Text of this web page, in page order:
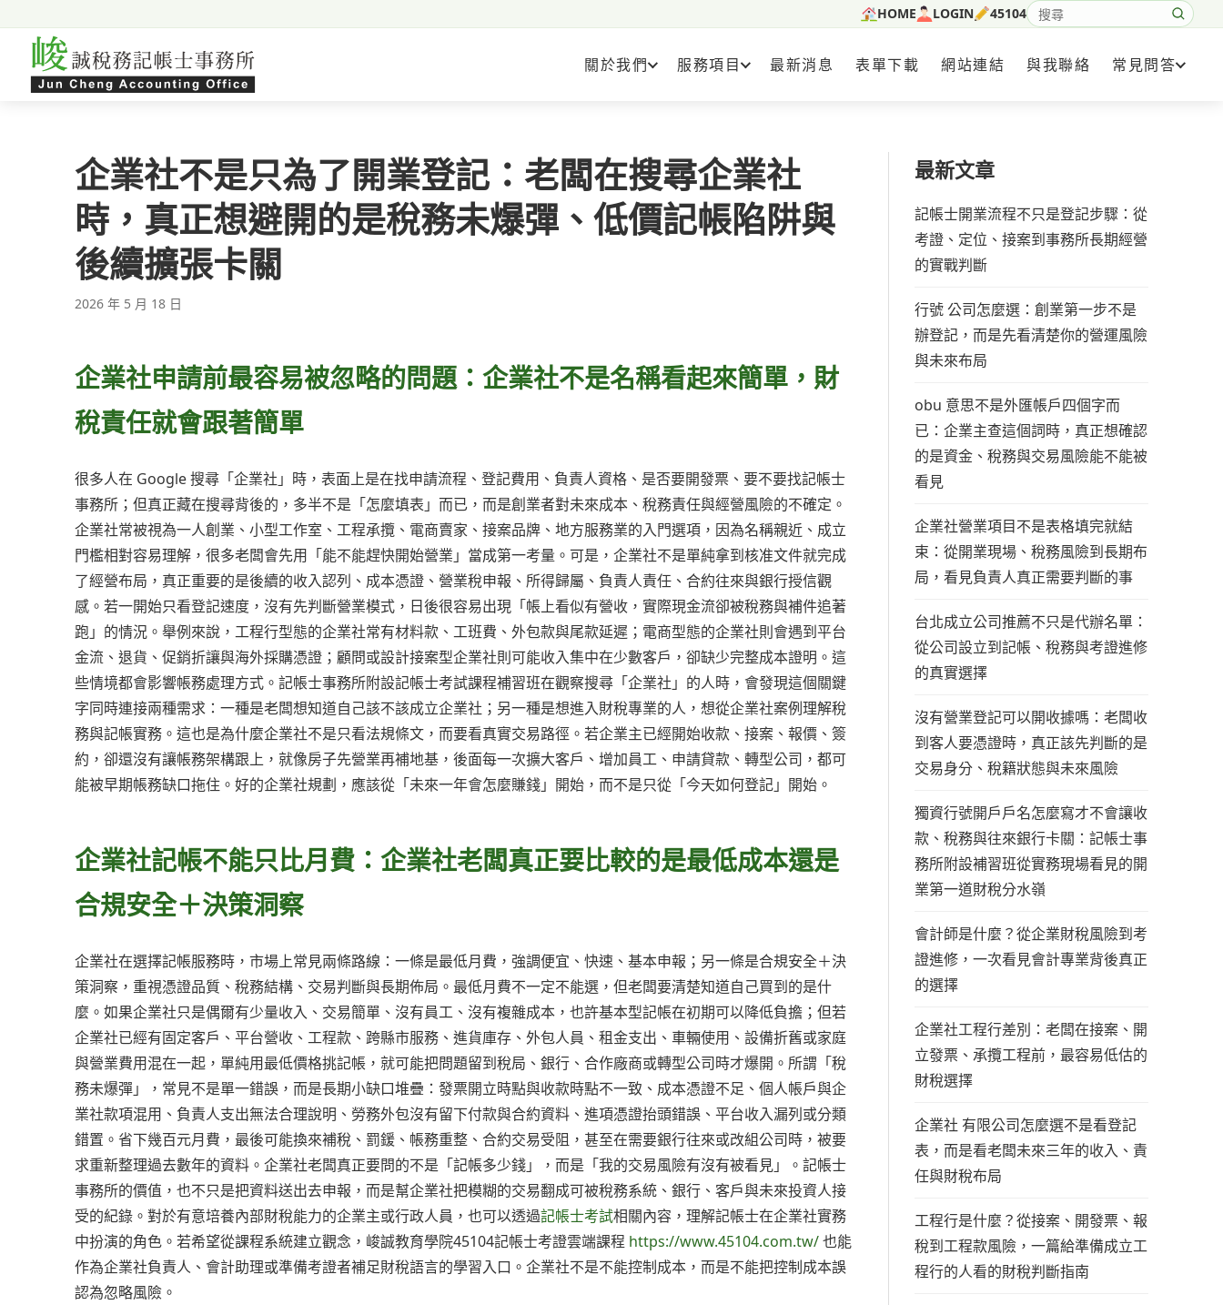
HOME LOGIN 45104
搜尋網站內容
關於我們
服務項目 最新消息 表單下載 網站連結 與我聯絡 常見問答
企業社不是只為了開業登記：老闆在搜尋企業社
時，真正想避開的是稅務未爆彈、低價記帳陷阱與
後續擴張卡關
2026 年 5 月 18 日
企業社申請前最容易被忽略的問題：企業社不是名稱看起來簡單，財
稅責任就會跟著簡單
很多人在 Google 搜尋「企業社」時，表面上是在找申請流程、登記費用、負責人資格、是否要開發票、要不要找記帳士
事務所；但真正藏在搜尋背後的，多半不是「怎麼填表」而已，而是創業者對未來成本、稅務責任與經營風險的不確定。
企業社常被視為一人創業、小型工作室、工程承攬、電商賣家、接案品牌、地方服務業的入門選項，因為名稱親近、成立
門檻相對容易理解，很多老闆會先用「能不能趕快開始營業」當成第一考量。可是，企業社不是單純拿到核准文件就完成
了經營布局，真正重要的是後續的收入認列、成本憑證、營業稅申報、所得歸屬、負責人責任、合約往來與銀行授信觀
感。若一開始只看登記速度，沒有先判斷營業模式，日後很容易出現「帳上看似有營收，實際現金流卻被稅務與補件追著
跑」的情況。舉例來說，工程行型態的企業社常有材料款、工班費、外包款與尾款延遲；電商型態的企業社則會遇到平台
金流、退貨、促銷折讓與海外採購憑證；顧問或設計接案型企業社則可能收入集中在少數客戶，卻缺少完整成本證明。這
些情境都會影響帳務處理方式。記帳士事務所附設記帳士考試課程補習班在觀察搜尋「企業社」的人時，會發現這個關鍵
字同時連接兩種需求：一種是老闆想知道自己該不該成立企業社；另一種是想進入財稅專業的人，想從企業社案例理解稅
務與記帳實務。這也是為什麼企業社不是只看法規條文，而要看真實交易路徑。若企業主已經開始收款、接案、報價、簽
約，卻還沒有讓帳務架構跟上，就像房子先營業再補地基，後面每一次擴大客戶、增加員工、申請貸款、轉型公司，都可
能被早期帳務缺口拖住。好的企業社規劃，應該從「未來一年會怎麼賺錢」開始，而不是只從「今天如何登記」開始。
企業社記帳不能只比月費：企業社老闆真正要比較的是最低成本還是
合規安全＋決策洞察
企業社在選擇記帳服務時，市場上常見兩條路線：一條是最低月費，強調便宜、快速、基本申報；另一條是合規安全＋決
策洞察，重視憑證品質、稅務結構、交易判斷與長期佈局。最低月費不一定不能選，但老闆要清楚知道自己買到的是什
麼。如果企業社只是偶爾有少量收入、交易簡單、沒有員工、沒有複雜成本，也許基本型記帳在初期可以降低負擔；但若
企業社已經有固定客戶、平台營收、工程款、跨縣市服務、進貨庫存、外包人員、租金支出、車輛使用、設備折舊或家庭
與營業費用混在一起，單純用最低價格挑記帳，就可能把問題留到稅局、銀行、合作廠商或轉型公司時才爆開。所謂「稅
務未爆彈」，常見不是單一錯誤，而是長期小缺口堆疊：發票開立時點與收款時點不一致、成本憑證不足、個人帳戶與企
業社款項混用、負責人支出無法合理說明、勞務外包沒有留下付款與合約資料、進項憑證抬頭錯誤、平台收入漏列或分類
錯置。省下幾百元月費，最後可能換來補稅、罰鍰、帳務重整、合約交易受阻，甚至在需要銀行往來或改組公司時，被要
求重新整理過去數年的資料。企業社老闆真正要問的不是「記帳多少錢」，而是「我的交易風險有沒有被看見」。記帳士
事務所的價值，也不只是把資料送出去申報，而是幫企業社把模糊的交易翻成可被稅務系統、銀行、客戶與未來投資人接
受的紀錄。對於有意培養內部財稅能力的企業主或行政人員，也可以透過記帳士考試相關內容，理解記帳士在企業社實務
中扮演的角色。若希望從課程系統建立觀念，峻誠教育學院45104記帳士考證雲端課程 https://www.45104.com.tw/也能
作為企業社負責人、會計助理或準備考證者補足財稅語言的學習入口。企業社不是不能控制成本，而是不能把控制成本誤
認為忽略風險。
最新文章
記帳士開業流程不只是登記步驟：從
考證、定位、接案到事務所長期經營
的實戰判斷
行號 公司怎麼選：創業第一步不是
辦登記，而是先看清楚你的營運風險
與未來布局
obu 意思不是外匯帳戶四個字而
已：企業主查這個詞時，真正想確認
的是資金、稅務與交易風險能不能被
看見
企業社營業項目不是表格填完就結
束：從開業現場、稅務風險到長期布
局，看見負責人真正需要判斷的事
台北成立公司推薦不只是代辦名單：
從公司設立到記帳、稅務與考證進修
的真實選擇
沒有營業登記可以開收據嗎：老闆收
到客人要憑證時，真正該先判斷的是
交易身分、稅籍狀態與未來風險
獨資行號開戶戶名怎麼寫才不會讓收
款、稅務與往來銀行卡關：記帳士事
務所附設補習班從實務現場看見的開
業第一道財稅分水嶺
會計師是什麼？從企業財稅風險到考
證進修，一次看見會計專業背後真正
的選擇
企業社工程行差別：老闆在接案、開
立發票、承攬工程前，最容易低估的
財稅選擇
企業社 有限公司怎麼選不是看登記
表，而是看老闆未來三年的收入、責
任與財稅布局
工程行是什麼？從接案、開發票、報
稅到工程款風險，一篇給準備成立工
程行的人看的財稅判斷指南